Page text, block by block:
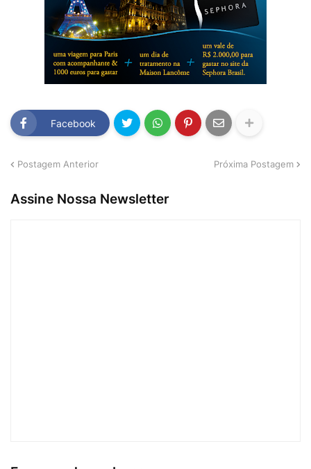
Facebook
Postagem Anterior Próxima Postagem
Assine Nossa Newsletter